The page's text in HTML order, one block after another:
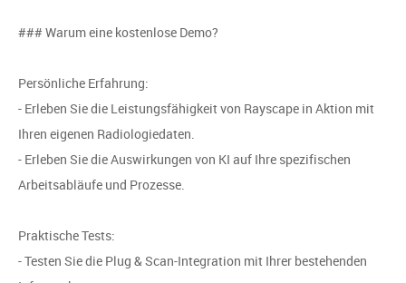
### Warum eine kostenlose Demo?
Persönliche Erfahrung:
- Erleben Sie die Leistungsfähigkeit von Rayscape in Aktion mit
Ihren eigenen Radiologiedaten.
- Erleben Sie die Auswirkungen von KI auf Ihre spezifischen
Arbeitsabläufe und Prozesse.
Praktische Tests:
- Testen Sie die Plug & Scan-Integration mit Ihrer bestehenden